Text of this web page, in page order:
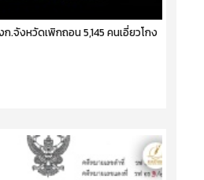
.จังหวัดเพิกถอน 5,145 คนเอี่ยวโกง